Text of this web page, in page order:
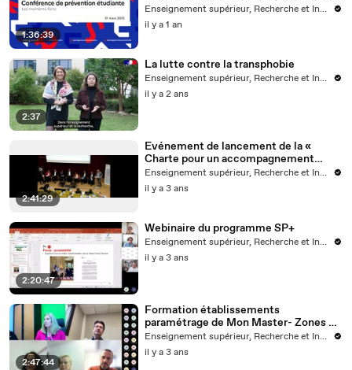
1:36:39
et activité physique
Enseignement supérieur, Recherche et Innovation
il y a 1 an
2:37
La lutte contre la transphobie
Enseignement supérieur, Recherche et Innovation
il y a 2 ans
2:41:29
Evénement de lancement de la «
Charte pour un accompagnement
responsable et de qualité des apprentis
des établissements d’enseignement
supérieur »
Enseignement supérieur, Recherche et Innovation
il y a 3 ans
2:20:47
Webinaire du programme SP+
Enseignement supérieur, Recherche et Innovation
il y a 3 ans
2:47:44
Formation établissements
paramétrage de Mon Master- Zones A
et B-Enregistrement de la réunion 8
fevrier 2023_1
Enseignement supérieur, Recherche et Innovation
il y a 3 ans